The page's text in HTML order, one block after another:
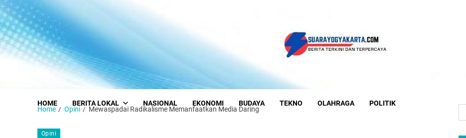
HOME BERITA LOKAL NASIONAL EKONOMI BUDAYA TEKNO OLAHRAGA POLITIK
Home Opini Mewaspadai Radikalisme Memanfaatkan Media Daring
Opini